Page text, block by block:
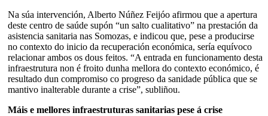
Na súa intervención, Alberto Núñez Feijóo afirmou que a apertura
deste centro de saúde supón “un salto cualitativo” na prestación da
asistencia sanitaria nas Somozas, e indicou que, pese a producirse
no contexto do inicio da recuperación económica, sería equívoco
relacionar ambos os dous feitos. “A entrada en funcionamento desta
infraestrutura non é froito dunha mellora do contexto económico, é
resultado dun compromiso co progreso da sanidade pública que se
mantivo inalterable durante a crise”, subliñou.
Máis e mellores infraestruturas sanitarias pese á crise